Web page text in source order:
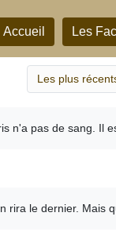
Accueil Les
Les plus
n'a pas de sang. Il
rira le dernier. Mais